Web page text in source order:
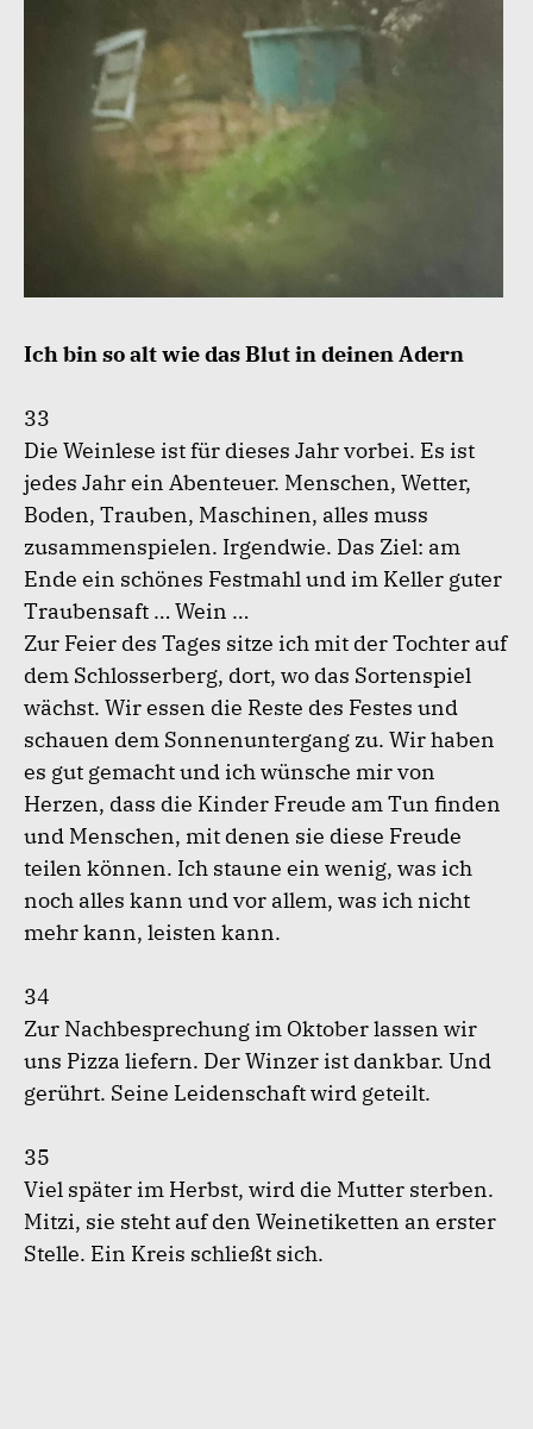
Ich bin so alt wie das Blut in deinen Adern
33
Die Weinlese ist für dieses Jahr vorbei. Es ist
jedes Jahr ein Abenteuer. Menschen, Wetter,
Boden, Trauben, Maschinen, alles muss
zusammenspielen. Irgendwie. Das Ziel: am
Ende ein schönes Festmahl und im Keller guter
Traubensaft … Wein …
Zur Feier des Tages sitze ich mit der Tochter auf
dem Schlosserberg, dort, wo das Sortenspiel
wächst. Wir essen die Reste des Festes und
schauen dem Sonnenuntergang zu. Wir haben
es gut gemacht und ich wünsche mir von
Herzen, dass die Kinder Freude am Tun finden
und Menschen, mit denen sie diese Freude
teilen können. Ich staune ein wenig, was ich
noch alles kann und vor allem, was ich nicht
mehr kann, leisten kann.
34
Zur Nachbesprechung im Oktober lassen wir
uns Pizza liefern. Der Winzer ist dankbar. Und
gerührt. Seine Leidenschaft wird geteilt.
35
Viel später im Herbst, wird die Mutter sterben.
Mitzi, sie steht auf den Weinetiketten an erster
Stelle. Ein Kreis schließt sich.